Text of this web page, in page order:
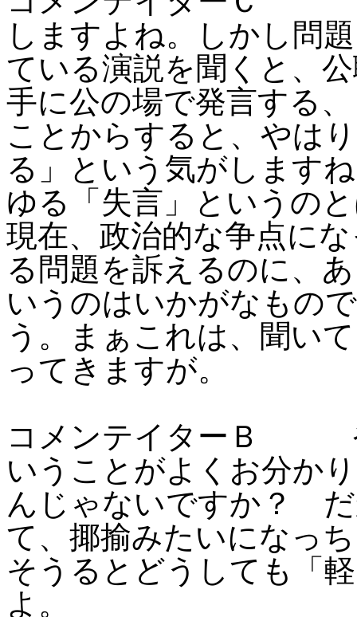
しますよね。しかし問
ている演説を聞くと、
手に公の場で発言する
ことからすると、やは
る」という気がします
ゆる「失言」というの
現在、政治的な争点に
る問題を訴えるのに、
いうのはいかがなもの
う。まぁこれは、聞い
ってきますが。
コメンテイターＢ や
いうことがよくお分か
んじゃないですか？
て、揶揄みたいになっ
そうるとどうしても「
よ。